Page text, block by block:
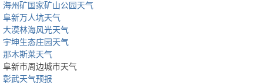
海州矿国家矿山公园天气
阜新万人坑天气
大漠林海风光天气
宇坤生态庄园天气
那木斯莱天气
阜新市周边城市天气
彰武天气预报